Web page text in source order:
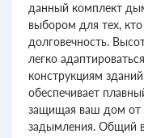
данный комплект
выбором для тех,
долговечность.
легко
конструкциям
обеспечивает
защищая ваш дом от
задымления. Общий